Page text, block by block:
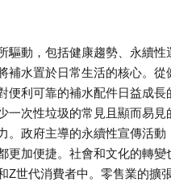
驅動，包括健康趨勢、永續
補水置於日常生活的核心。
便利可靠的補水配件日益成
次性垃圾的常見且顯而易見
。政府主導的永續性宣傳活
更加便捷。社會和文化的轉
Z世代消費者中。零售業的擴